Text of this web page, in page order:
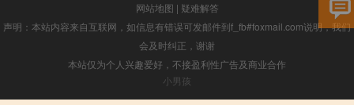
网站地图 | 疑难解答
声明：本站内容来自互联网，如信息有错误可发邮件到f_fb#foxmail.com说明，我们
会及时纠正，谢谢
本站仅为个人兴趣爱好，不接盈利性广告及商业合作
小男孩